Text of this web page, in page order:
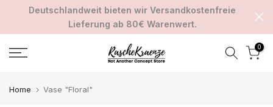
springen
Deutschlandweit bieten wir Versandkostenfreie
Lieferung ab 80€ Warenwert.
0
Home Vase "Floral"